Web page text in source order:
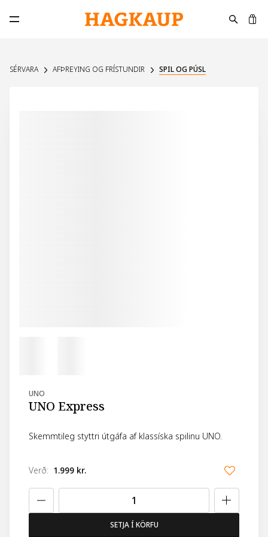
Opna aðalvalmynd
SÉRVARA AFÞREYING OG FRÍSTUNDIR SPIL OG PÚSL
UNO
UNO Express
Skemmtileg styttri útgáfa af klassíska spilinu UNO.
Verð: 1.999 kr.
SETJA Í KÖRFU